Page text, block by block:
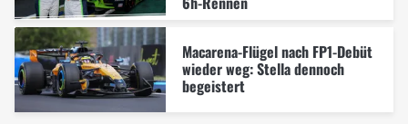
Macarena-Flügel nach FP1-Debüt
wieder weg: Stella dennoch
begeistert